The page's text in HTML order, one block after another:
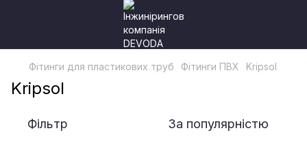
Фітинги для пластикових труб Фітинги ПВХ Kripsol
Kripsol
Фільтр За популярністю